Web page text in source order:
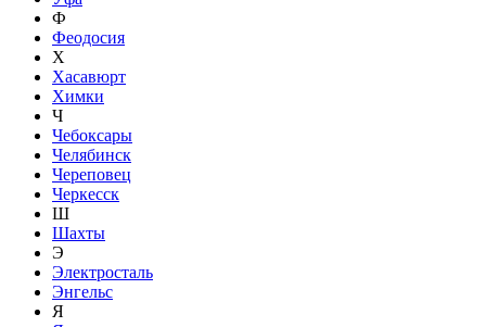
Ф
Феодосия
Х
Хасавюрт
Химки
Ч
Чебоксары
Челябинск
Череповец
Черкесск
Ш
Шахты
Э
Электросталь
Энгельс
Я